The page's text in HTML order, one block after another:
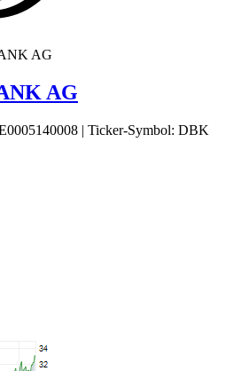
AG
| Ticker-Symbol: DBK